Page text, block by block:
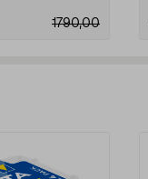
1790,00